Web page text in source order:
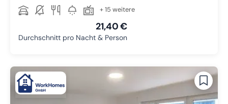
+ 15 weitere
21,40 €
Durchschnitt pro Nacht & Person